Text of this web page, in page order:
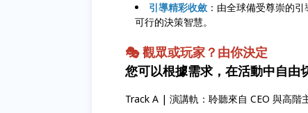
引導精彩收斂 ：由全球備受尊崇的
可行的決策智慧。
🎭 觀眾或玩家？由你決定
您可以根據需求，在活動中自由
Track A | 演講軌：聆聽來自 CEO 與高階